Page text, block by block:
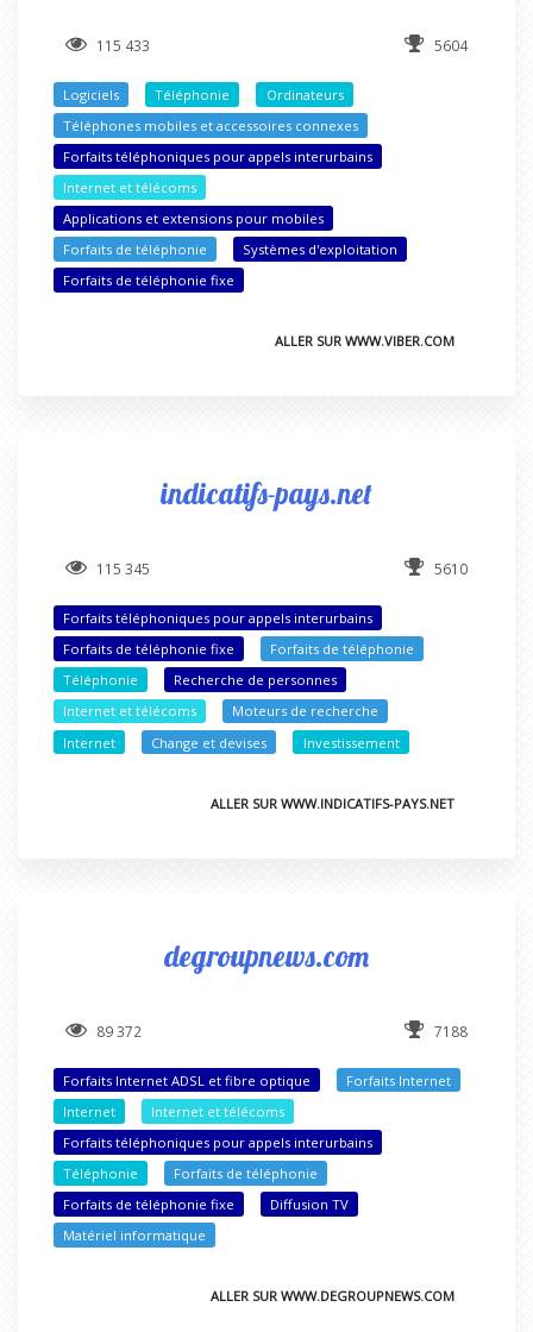
115 433 5604
Logiciels Téléphonie
Ordinateurs
Téléphones mobiles et accessoires connexes
Forfaits téléphoniques pour appels interurbains
Internet et télécoms
Applications et extensions pour mobiles
Forfaits de téléphonie
Systèmes d'exploitation
Forfaits de téléphonie fixe
ALLER SUR WWW.VIBER.COM
indicatifs-pays.net
115 345 5610
Forfaits téléphoniques pour appels interurbains
Forfaits de téléphonie fixe
Forfaits de téléphonie
Téléphonie
Recherche de personnes
Internet et télécoms
Moteurs de recherche
Internet
Change et devises Investissement
ALLER SUR WWW.INDICATIFS-PAYS.NET
degroupnews.com
89 372 7188
Forfaits Internet ADSL et fibre optique
Forfaits Internet
Internet
Internet et télécoms
Forfaits téléphoniques pour appels interurbains
Téléphonie
Forfaits de téléphonie
Forfaits de téléphonie fixe
Diffusion TV
Matériel informatique
ALLER SUR WWW.DEGROUPNEWS.COM